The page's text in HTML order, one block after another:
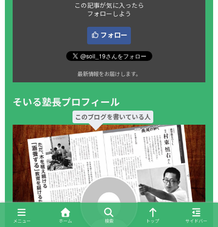
この記事が気に入ったら
フォローしよう
フォロー
最新情報をお届けします。
そいる塾長プロフィール
このブログを書いている人
メニュー ホーム 検索 トップ サイドバー